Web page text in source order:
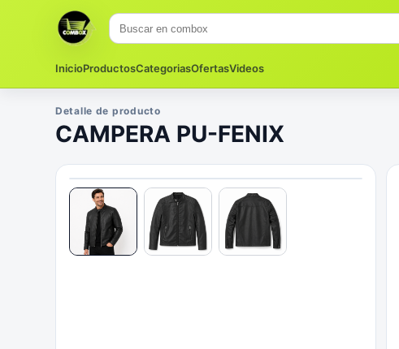
InicioProductosCategoriasOfertasVideos
Detalle de producto
CAMPERA PU-FENIX